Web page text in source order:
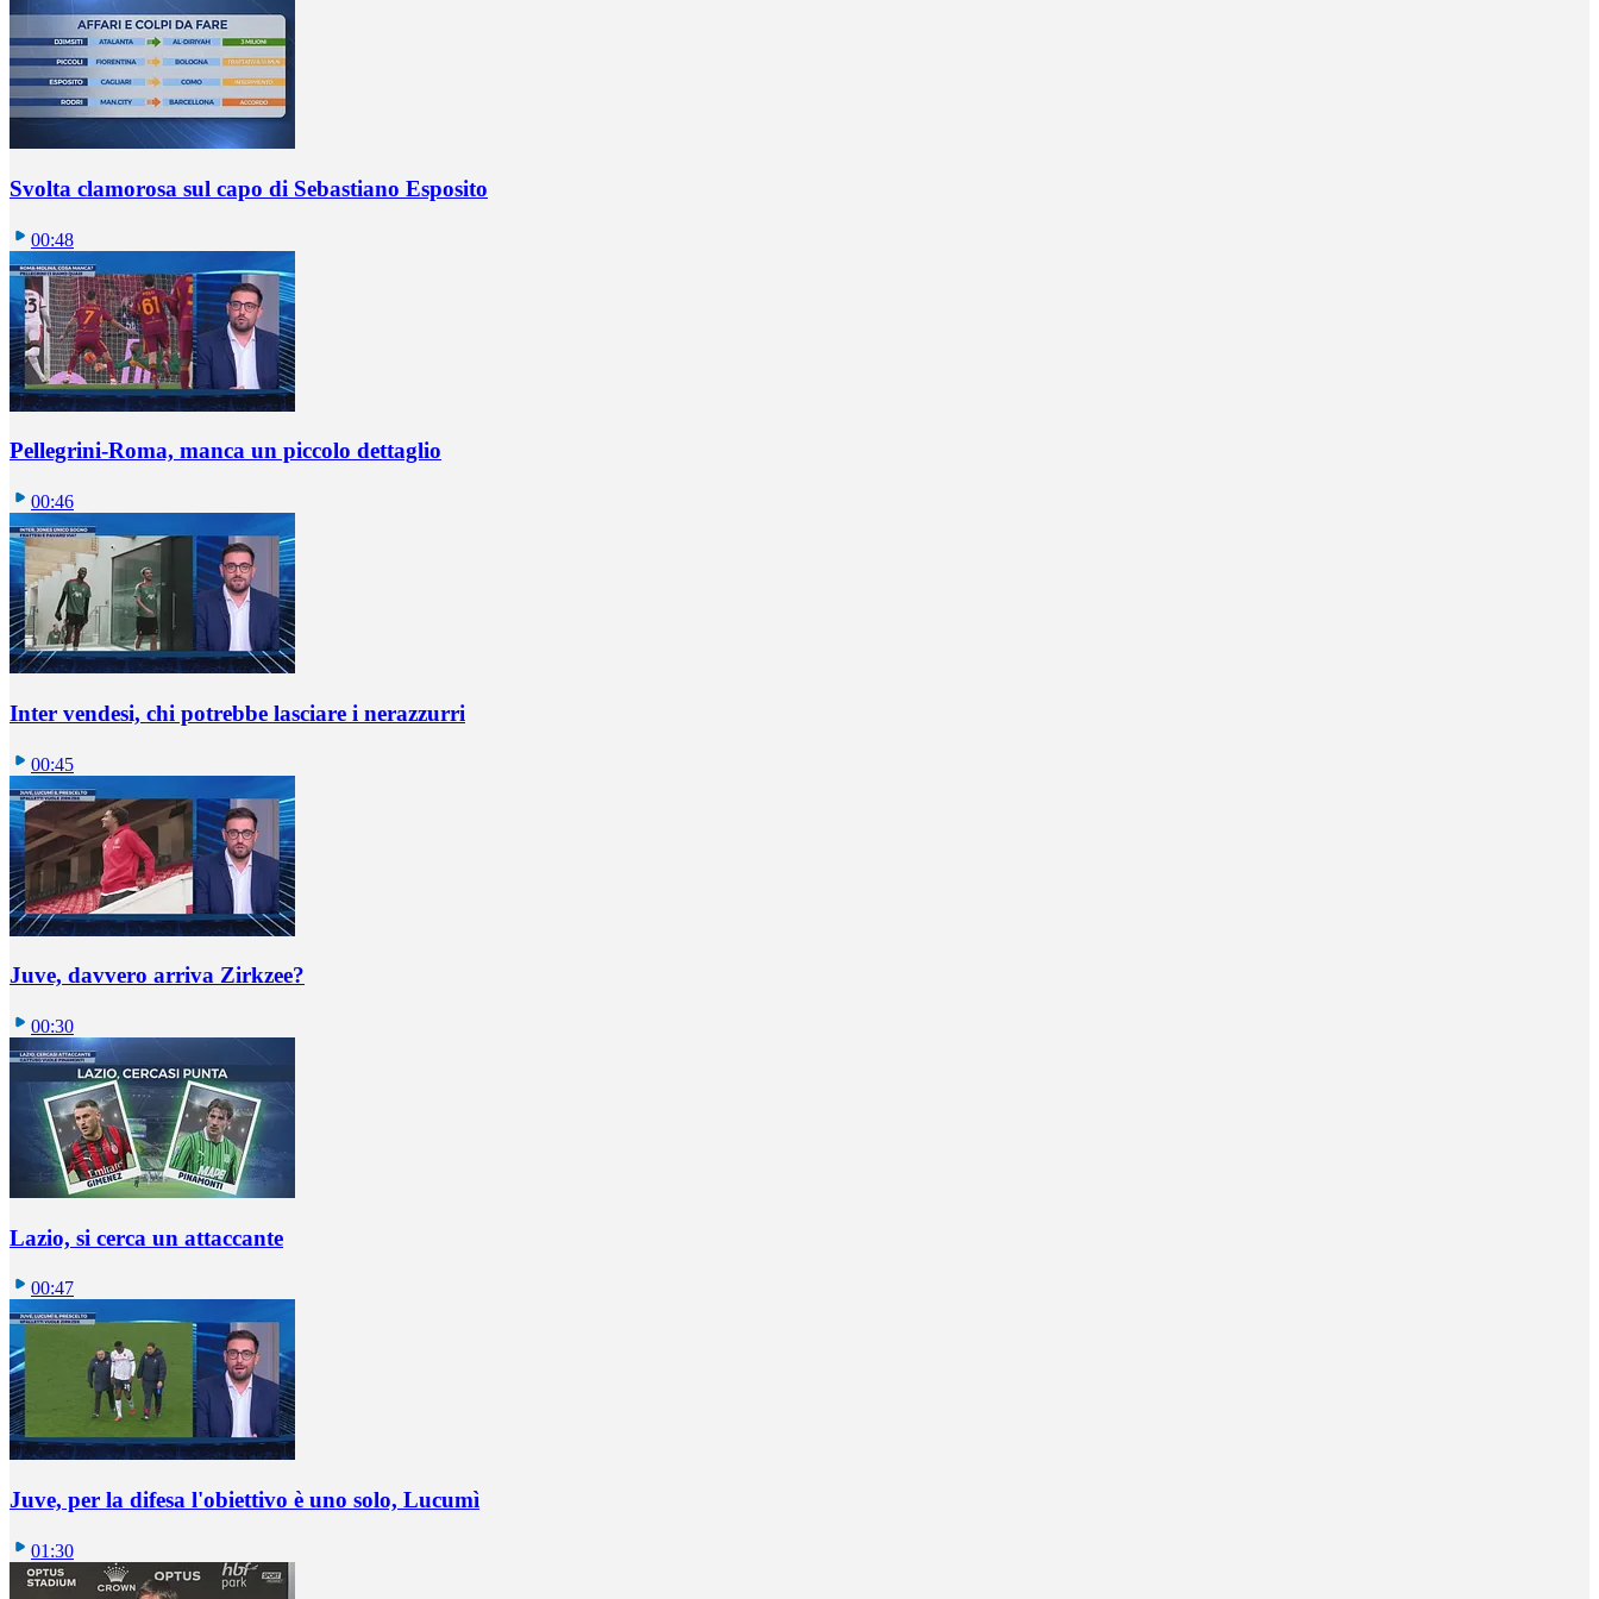
Svolta clamorosa sul capo di Sebastiano Esposito
00:48
Pellegrini-Roma, manca un piccolo dettaglio
00:46
Inter vendesi, chi potrebbe lasciare i nerazzurri
00:45
Juve, davvero arriva Zirkzee?
00:30
Lazio, si cerca un attaccante
00:47
Juve, per la difesa l'obiettivo è uno solo, Lucumì
01:30